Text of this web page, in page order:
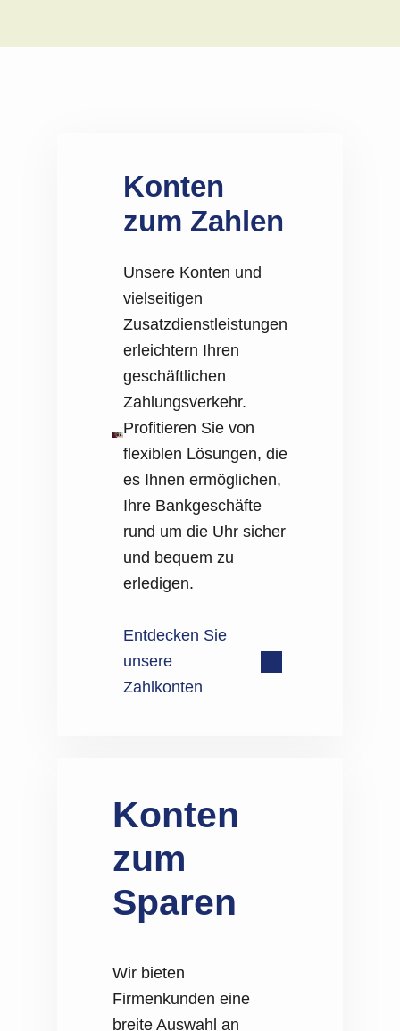
Konten
zum Zahlen
Unsere Konten und
vielseitigen
Zusatzdienstleistungen
erleichtern Ihren
geschäftlichen
Zahlungsverkehr.
Profitieren Sie von
flexiblen Lösungen, die
es Ihnen ermöglichen,
Ihre Bankgeschäfte
rund um die Uhr sicher
und bequem zu
erledigen.
Entdecken Sie
unsere
Zahlkonten
Konten
zum
Sparen
Wir bieten
Firmenkunden eine
breite Auswahl an